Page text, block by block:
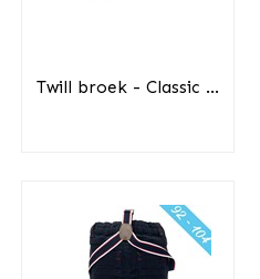
Twill broek - Classic ...